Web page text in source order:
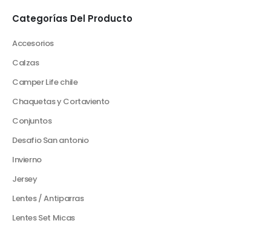
Categorías Del Producto
Accesorios
Calzas
Camper Life chile
Chaquetas y Cortaviento
Conjuntos
Desafio San antonio
Invierno
Jersey
Lentes / Antiparras
Lentes Set Micas